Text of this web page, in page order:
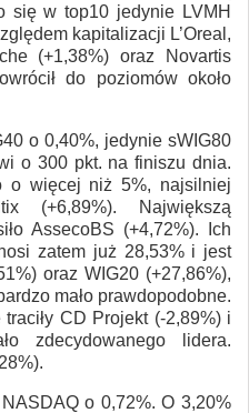
się w top10 jedynie LVMH
kapitalizacji L’Oreal,
(+1,38%) oraz Novartis
do poziomów około
o 0,40%, jedynie sWIG80
o 300 pkt. na finiszu dnia.
o więcej niż 5%, najsilniej
(+6,89%). Największą
AssecoBS (+4,72%). Ich
zatem już 28,53% i jest
oraz WIG20 (+27,86%),
mało prawdopodobne.
CD Projekt (-2,89%) i
zdecydowanego lidera.
o 0,72%. O 3,20%